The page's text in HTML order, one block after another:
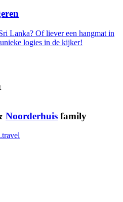
Lanka? Of liever een hangmat in
logies in de kijker!
Noorderhuis family